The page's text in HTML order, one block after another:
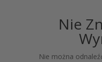
Nie
Nie można